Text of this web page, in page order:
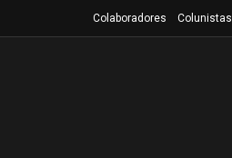
Colaboradores Colunistas